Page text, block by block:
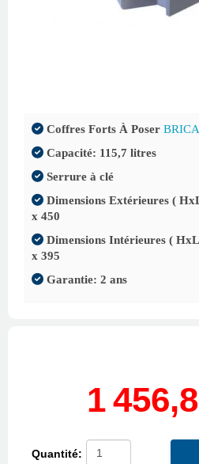
Coffres Forts À Poser
Capacité: 115,7 litres
Serrure à clé
Dimensions Extérieures (
x 450
Dimensions Intérieures (
x 395
Garantie: 2 ans
1
Quantité: